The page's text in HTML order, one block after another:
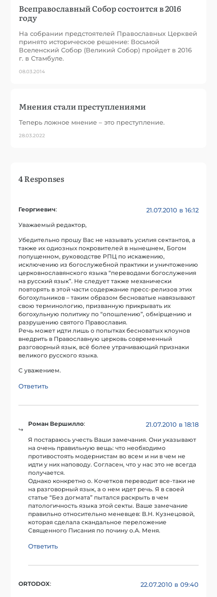
Всеправославный Собор состоится в 2016
году
На собрании предстоятелей Православных Церквей
принято историческое решение: Восьмой
Вселенский Собор (Великий Собор) пройдет в 2016
г. в Стамбуле.
08.03.2014
Мнения стали преступлениями
Теперь ложное мнение – это преступление.
28.03.2022
4 Responses
Георгиевич: 21.07.2010 в 16:12
Уважаемый редактор,
Убедительно прошу Вас не называть усилия сектантов, а
также их одиозных покровителей в нынешнем, Богом
попущенном, руководстве РПЦ по искажению,
исключению из богослужебной практики и уничтожению
церковнославянского языка “переводами богослужения
на русский язык”. Не следует также механически
повторять в этой части содержание пресс-релизов этих
богохульников – таким образом бесноватые навязывают
свою терминологию, призванную прикрывать их
богохульную политику по “опошлению”, обмiрщению и
разрушению святого Православия.
Речь может идти лишь о попытках бесноватых клоунов
внедрить в Православную церковь современный
разговорный язык, всё более утрачивающий признаки
великого русского языка.
С уважением.
Ответить
Роман Вершилло: 21.07.2010 в 18:18
Я постараюсь учесть Ваши замечания. Они указывают
на очень правильную вещь: что необходимо
противостоять модернистам во всем и ни в чем не
идти у них наповоду. Согласен, что у нас это не всегда
получается.
Однако конкретно о. Кочетков переводит все-таки не
на разговорный язык, а о нем идет речь. Я в своей
статье “Без догмата” пытался раскрыть в чем
патологичность языка этой секты. Ваше замечание
правильно относительно меневцев: В.Н. Кузнецовой,
которая сделала скандальное переложение
Священного Писания по почину о.А. Меня.
Ответить
ORTODOX: 22.07.2010 в 09:40